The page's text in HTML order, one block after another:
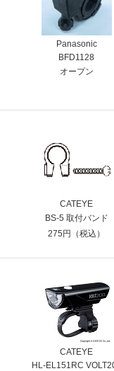
Panasonic
BFD1128
オープン
CATEYE
BS-5 取付バンド
275円（税込）
CATEYE
HL-EL151RC